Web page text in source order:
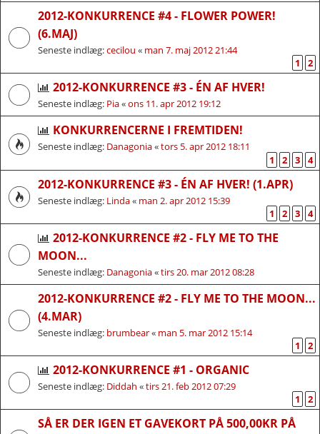
2012-KONKURRENCE #4 - FLOWER POWER!
(6.MAJ)
Seneste indlæg:cecilou « man 7. maj 2012 21:44
1
2
2012-KONKURRENCE #3 - ÉN AF HVER!
Seneste indlæg: Pia«ons 11. apr 2012 19:12
KONKURRENCERNE I FREMTIDEN!
Seneste indlæg: Danagonia«tors 5. apr 2012 18:11
1
2 3 4
2012-KONKURRENCE #3 - ÉN AF HVER! (1.APR)
Seneste indlæg: Linda« man 2. apr 2012 15:39
1
2 3 4
2012-KONKURRENCE #2 - FLY ME TO THE
MOON...
Seneste indlæg: Danagonia«tirs 20. mar 2012 08:28
2012-KONKURRENCE #2 - FLY ME TO THE MOON...
(4.MAR)
Seneste indlæg: brumbear« man 5. mar 2012 15:14
1
2
2012-KONKURRENCE #1 - ORGANIC
Seneste indlæg: Diddah «tirs 21. feb 2012 07:29
1
2
SÅ ER DER IGEN ET GAVEKORT PÅ 500,00KR PÅ